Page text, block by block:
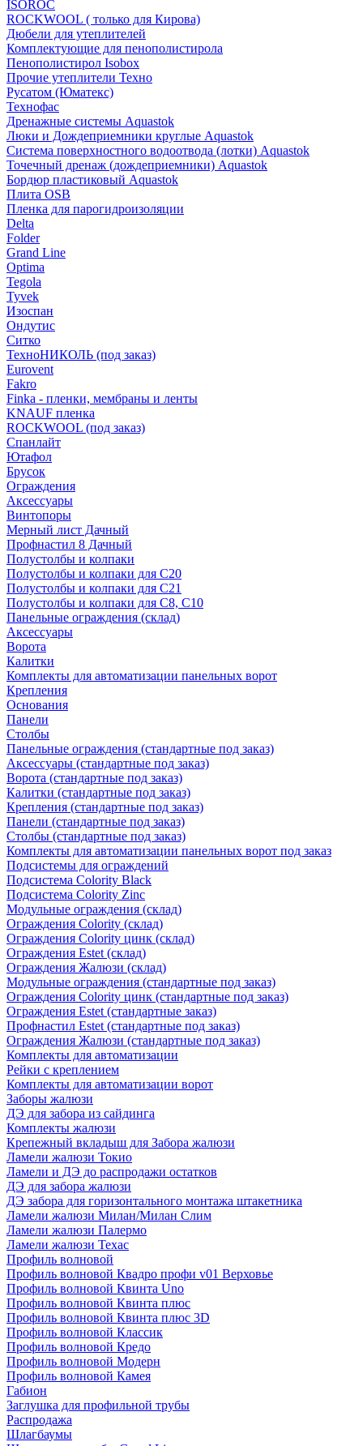
ISOROC
ROCKWOOL ( только для Кирова)
Дюбели для утеплителей
Комплектующие для пенополистирола
Пенополистирол Isobox
Прочие утеплители Техно
Русатом (Юматекс)
Технофас
Дренажные системы Aquastok
Люки и Дождеприемники круглые Aquastok
Система поверхностного водоотвода (лотки) Aquastok
Точечный дренаж (дождеприемники) Aquastok
Бордюр пластиковый Aquastok
Плита OSB
Пленка для парогидроизоляции
Delta
Folder
Grand Line
Optima
Tegola
Tyvek
Изоспан
Ондутис
Ситко
ТехноНИКОЛЬ (под заказ)
Eurovent
Fakro
Finka - пленки, мембраны и ленты
KNAUF пленка
ROCKWOOL (под заказ)
Спанлайт
Ютафол
Брусок
Ограждения
Аксессуары
Винтопоры
Мерный лист Дачный
Профнастил 8 Дачный
Полустолбы и колпаки
Полустолбы и колпаки для С20
Полустолбы и колпаки для С21
Полустолбы и колпаки для С8, С10
Панельные ограждения (склад)
Аксессуары
Ворота
Калитки
Комплекты для автоматизации панельных ворот
Крепления
Основания
Панели
Столбы
Панельные ограждения (стандартные под заказ)
Аксессуары (стандартные под заказ)
Ворота (стандартные под заказ)
Калитки (стандартные под заказ)
Крепления (стандартные под заказ)
Панели (стандартные под заказ)
Столбы (стандартные под заказ)
Комплекты для автоматизации панельных ворот под заказ
Подсистемы для ограждений
Подсистема Colority Black
Подсистема Colority Zinc
Модульные ограждения (склад)
Ограждения Colority (склад)
Ограждения Colority цинк (склад)
Ограждения Estet (склад)
Ограждения Жалюзи (склад)
Модульные ограждения (стандартные под заказ)
Ограждения Colority цинк (стандартные под заказ)
Ограждения Estet (стандартные заказ)
Профнастил Estet (стандартные под заказ)
Ограждения Жалюзи (стандартные под заказ)
Комплекты для автоматизации
Рейки с креплением
Комплекты для автоматизации ворот
Заборы жалюзи
ДЭ для забора из сайдинга
Комплекты жалюзи
Крепежный вкладыш для Забора жалюзи
Ламели жалюзи Токио
Ламели и ДЭ до распродажи остатков
ДЭ для забора жалюзи
ДЭ забора для горизонтального монтажа штакетника
Ламели жалюзи Милан/Милан Слим
Ламели жалюзи Палермо
Ламели жалюзи Техас
Профиль волновой
Профиль волновой Квадро профи v01 Верховье
Профиль волновой Квинта Uno
Профиль волновой Квинта плюс
Профиль волновой Квинта плюс 3D
Профиль волновой Классик
Профиль волновой Кредо
Профиль волновой Модерн
Профиль волновой Камея
Габион
Заглушка для профильной трубы
Распродажа
Шлагбаумы